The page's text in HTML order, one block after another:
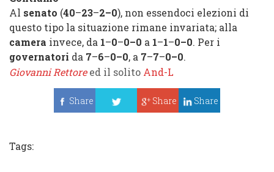
Al senato (40–23–2–0), non essendoci elezioni di
questo tipo la situazione rimane invariata; alla
camera invece, da 1–0–0–0 a 1–1–0–0. Per i
governatori da 7–6–0–0, a 7–7–0–0.
Giovanni Rettoreed il solito And-L
Share
Share Share
Tags: